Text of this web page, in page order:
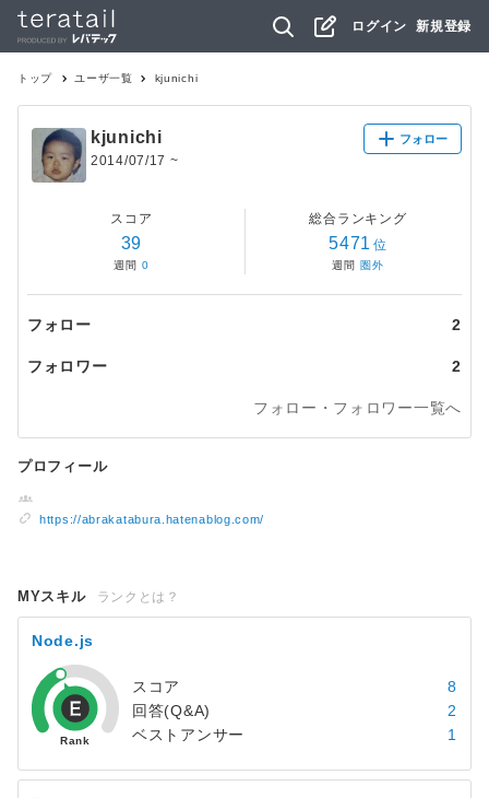
ログイン 新規登録
トップ ユーザ一覧 kjunichi
kjunichi
2014/07/17 ~
フォロー
スコア
39
週間 0
総合ランキング
5471 位
週間 圏外
フォロー 2
フォロワー 2
フォロー・フォロワー一覧へ
プロフィール
https://abrakatabura.hatenablog.com/
MYスキル ランクとは？
Node.js
スコア
8
回答(Q&A)
2
ベストアンサー
1